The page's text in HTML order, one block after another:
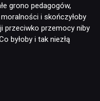
grono pedagogów,
i skończyłoby
przeciwko przemocy niby
byłoby i tak niezłą